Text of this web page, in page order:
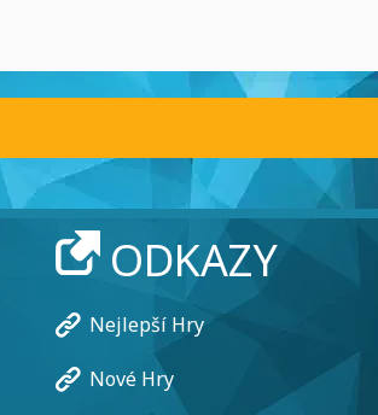
ODKAZY
Nejlepší Hry
Nové Hry